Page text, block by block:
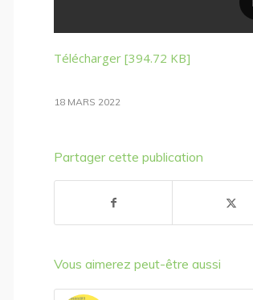
Télécharger [394.72 KB]
18 MARS 2022
Partager cette publication
Vous aimerez peut-être aussi